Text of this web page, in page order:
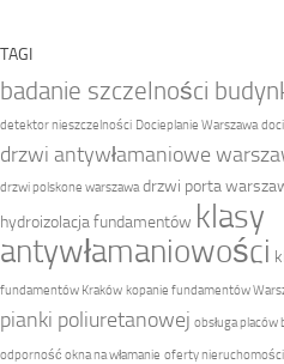
TAGI
badanie szczelności
detektor nieszczelności Docieplanie Warszawa
drzwi antywłamaniowe
drzwi polskone warszawa drzwi porta
hydroizolacja fundamentów klasy
antywłamaniowości
fundamentów Kraków kopanie fundamentów
pianki poliuretanowej obsługa placów
odporność okna na włamanie oferty